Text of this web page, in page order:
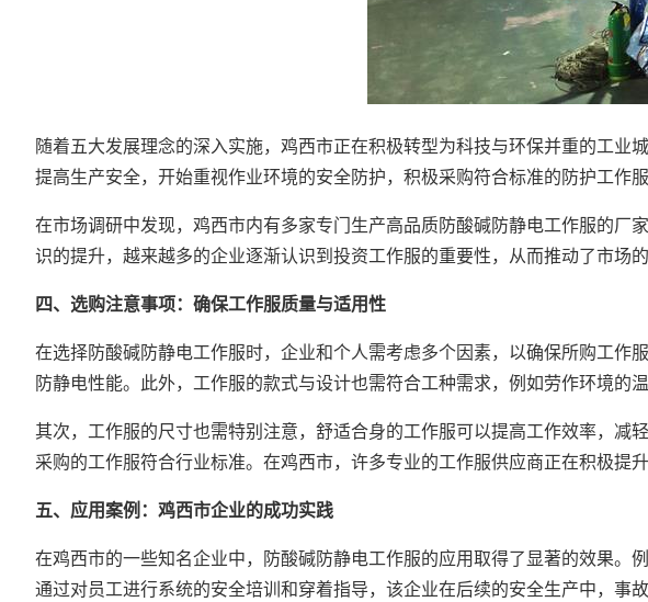
随着五大发展理念的深入实施，鸡西市正在积极转型为科技与环保并重的工
提高生产安全，开始重视作业环境的安全防护，积极采购符合标准的防护工作服
在市场调研中发现，鸡西市内有多家专门生产高品质防酸碱防静电工作服的
识的提升，越来越多的企业逐渐认识到投资工作服的重要性，从而推动了市场的
四、选购注意事项：确保工作服质量与适用性
在选择防酸碱防静电工作服时，企业和个人需考虑多个因素，以确保所购工
防静电性能。此外，工作服的款式与设计也需符合工种需求，例如劳作环境的
其次，工作服的尺寸也需特别注意，舒适合身的工作服可以提高工作效率，
采购的工作服符合行业标准。在鸡西市，许多专业的工作服供应商正在积极提
五、应用案例：鸡西市企业的成功实践
在鸡西市的一些知名企业中，防酸碱防静电工作服的应用取得了显著的效果。
通过对员工进行系统的安全培训和穿着指导，该企业在后续的安全生产中，事